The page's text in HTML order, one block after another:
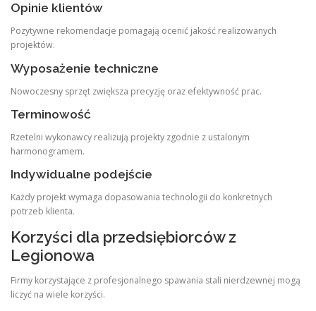
Opinie klientów
Pozytywne rekomendacje pomagają ocenić jakość realizowanych
projektów.
Wyposażenie techniczne
Nowoczesny sprzęt zwiększa precyzję oraz efektywność prac.
Terminowość
Rzetelni wykonawcy realizują projekty zgodnie z ustalonym
harmonogramem.
Indywidualne podejście
Każdy projekt wymaga dopasowania technologii do konkretnych
potrzeb klienta.
Korzyści dla przedsiębiorców z
Legionowa
Firmy korzystające z profesjonalnego spawania stali nierdzewnej mogą
liczyć na wiele korzyści.